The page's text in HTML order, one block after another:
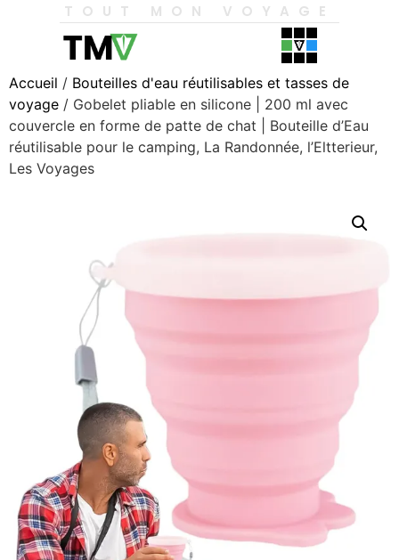
TOUT MON VOYAGE
Accueil / Bouteilles d'eau réutilisables et tasses de
voyage / Gobelet pliable en silicone | 200 ml avec
couvercle en forme de patte de chat | Bouteille d’Eau
réutilisable pour le camping, La Randonnée, l’Eltterieur,
Les Voyages